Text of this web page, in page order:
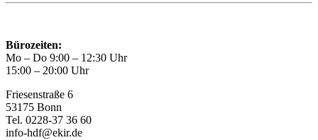
Bürozeiten:
Mo – Do 9:00 – 12:30 Uhr
15:00 – 20:00 Uhr
Friesenstraße 6
53175 Bonn
Tel. 0228-37 36 60
info-hdf@ekir.de